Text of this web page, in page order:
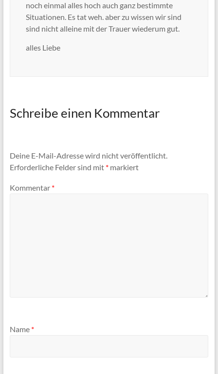
noch einmal alles hoch auch ganz bestimmte
Situationen. Es tat weh. aber zu wissen wir sind
sind nicht alleine mit der Trauer wiederum gut.
alles Liebe
Schreibe einen Kommentar
Deine E-Mail-Adresse wird nicht veröffentlicht.
Erforderliche Felder sind mit *markiert
Kommentar *
Name *